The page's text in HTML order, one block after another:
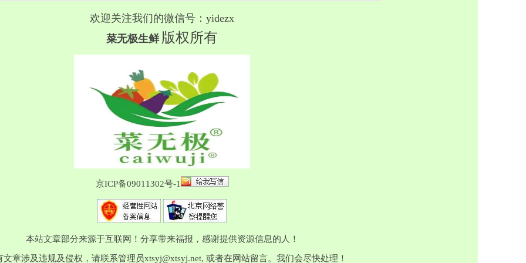
欢迎关注我们的微信号：yidezx
菜无极生鲜 版权所有
京ICP备09011302号-1
本站文章部分来源于互联网！分享带来福报，感谢提供资源信息的人！
文章涉及违规及侵权，请联系管理员xtsyj@xtsyj.net, 或者在网站留言。我们会尽快处理！